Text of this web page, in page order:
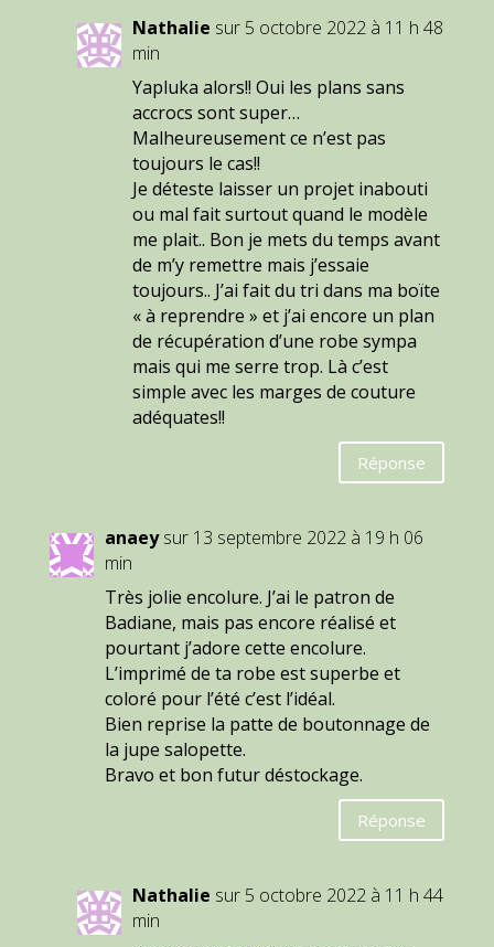
Nathalie sur 5 octobre 2022 à 11 h 48
min
Yapluka alors!! Oui les plans sans
accrocs sont super…
Malheureusement ce n’est pas
toujours le cas!!
Je déteste laisser un projet inabouti
ou mal fait surtout quand le modèle
me plait.. Bon je mets du temps avant
de m’y remettre mais j’essaie
toujours.. J’ai fait du tri dans ma boïte
« à reprendre » et j’ai encore un plan
de récupération d’une robe sympa
mais qui me serre trop. Là c’est
simple avec les marges de couture
adéquates!!
Réponse
anaey sur 13 septembre 2022 à 19 h 06
min
Très jolie encolure. J’ai le patron de
Badiane, mais pas encore réalisé et
pourtant j’adore cette encolure.
L’imprimé de ta robe est superbe et
coloré pour l’été c’est l’idéal.
Bien reprise la patte de boutonnage de
la jupe salopette.
Bravo et bon futur déstockage.
Réponse
Nathalie sur 5 octobre 2022 à 11 h 44
min